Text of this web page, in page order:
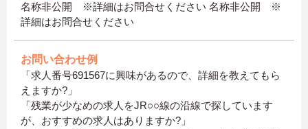
名称非公開 ※詳細はお問合せください 名称非公開 ※
詳細はお問合せください
お問い合わせ例
「求人番号691567に興味があるので、詳細を教えてもら
えますか?」
「残業が少なめの求人をJR○○線の沿線で探しています
が、おすすめの求人はありますか?」